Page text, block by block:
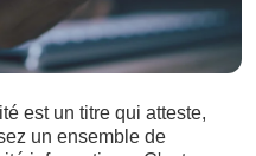
est un titre qui atteste,
un ensemble de